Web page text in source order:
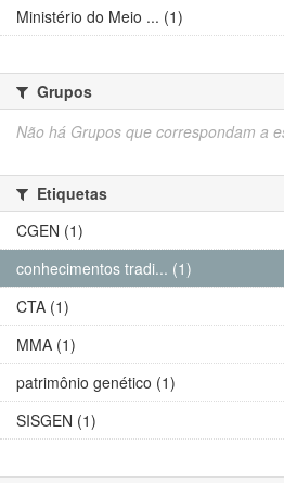
Ministério do Meio ... (1)
Grupos
Não há Grupos que correspondam a
Etiquetas
CGEN (1)
conhecimentos tradi... (1)
CTA (1)
MMA (1)
patrimônio genético (1)
SISGEN (1)